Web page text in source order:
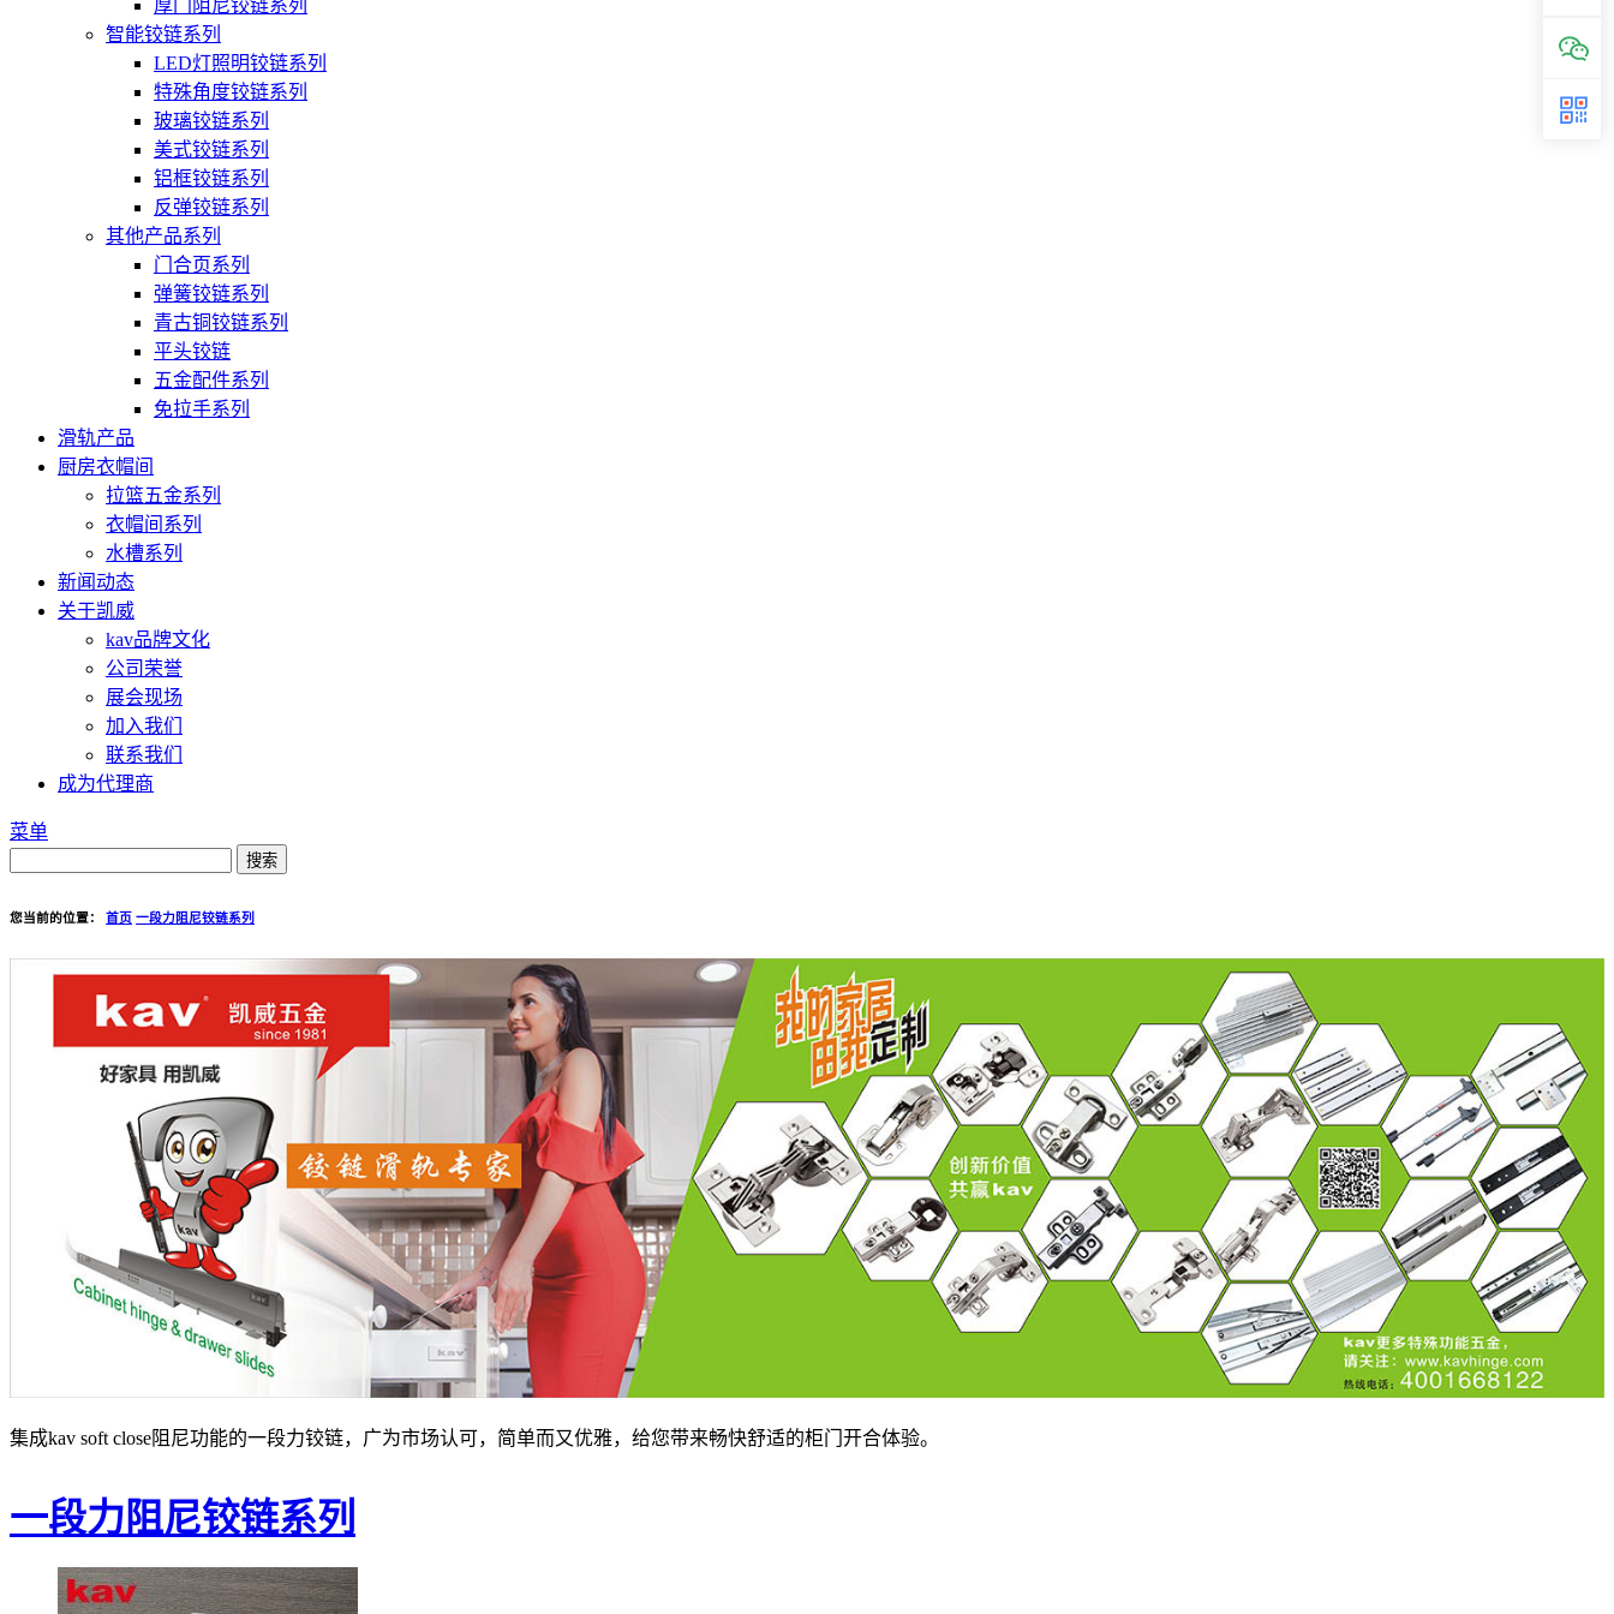
厚门阻尼铰链系列
智能铰链系列
LED灯照明铰链系列
特殊角度铰链系列
玻璃铰链系列
美式铰链系列
铝框铰链系列
反弹铰链系列
其他产品系列
门合页系列
弹簧铰链系列
青古铜铰链系列
平头铰链
五金配件系列
免拉手系列
滑轨产品
厨房衣帽间
拉篮五金系列
衣帽间系列
水槽系列
新闻动态
关于凯威
kav品牌文化
公司荣誉
展会现场
加入我们
联系我们
成为代理商
菜单
您当前的位置： 首页 一段力阻尼铰链系列
集成kav soft close阻尼功能的一段力铰链，广为市场认可，简单而又优雅，给您带来畅快舒适的柜门开合体验。
一段力阻尼铰链系列